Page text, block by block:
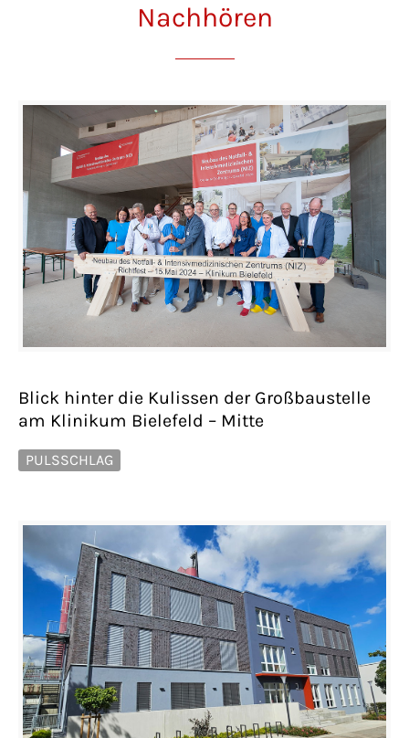
Nachhören
Blick hinter die Kulissen der Großbaustelle
am Klinikum Bielefeld – Mitte
PULSSCHLAG